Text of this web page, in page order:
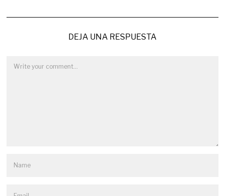
DEJA UNA RESPUESTA